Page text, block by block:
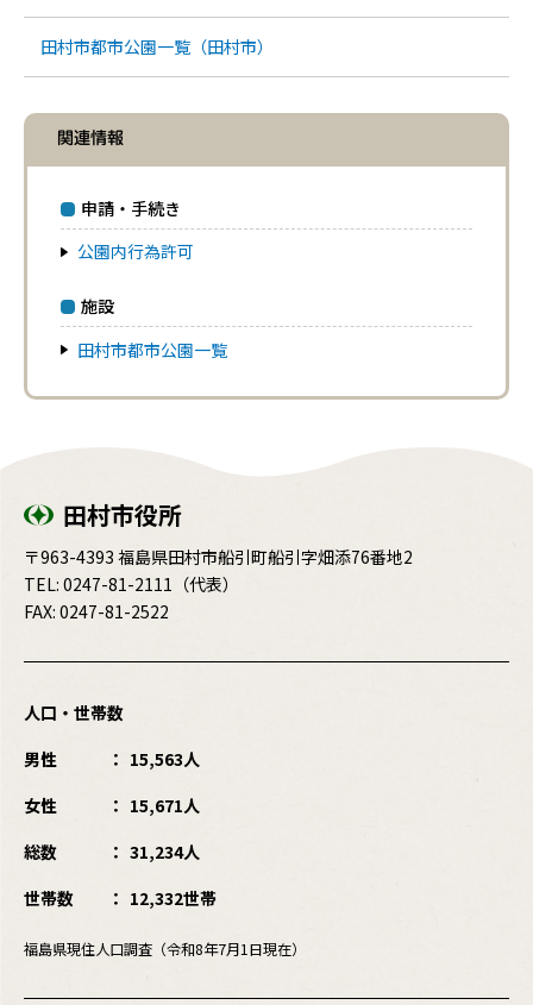
田村市都市公園一覧（田村市）
関連情報
申請・手続き
公園内行為許可
施設
田村市都市公園一覧
田村市役所
〒963-4393 福島県田村市船引町船引字畑添76番地2
TEL: 0247-81-2111 （代表）
FAX: 0247-81-2522
人口・世帯数
男性
15,563人
女性
15,671人
総数
31,234人
世帯数
12,332世帯
福島県現住人口調査（令和8年7月1日現在）